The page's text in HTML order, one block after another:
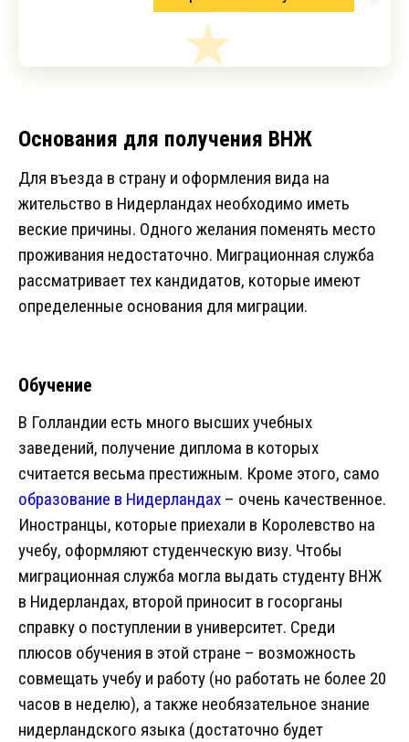
Основания для получения ВНЖ
Для въезда в страну и оформления вида на
жительство в Нидерландах необходимо иметь
веские причины. Одного желания поменять место
проживания недостаточно. Миграционная служба
рассматривает тех кандидатов, которые имеют
определенные основания для миграции.
Обучение
В Голландии есть много высших учебных
заведений, получение диплома в которых
считается весьма престижным. Кроме этого, само
образование в Нидерландах – очень качественное.
Иностранцы, которые приехали в Королевство на
учебу, оформляют студенческую визу. Чтобы
миграционная служба могла выдать студенту ВНЖ
в Нидерландах, второй приносит в госорганы
справку о поступлении в университет. Среди
плюсов обучения в этой стране – возможность
совмещать учебу и работу (но работать не более 20
часов в неделю), а также необязательное знание
нидерландского языка (достаточно будет